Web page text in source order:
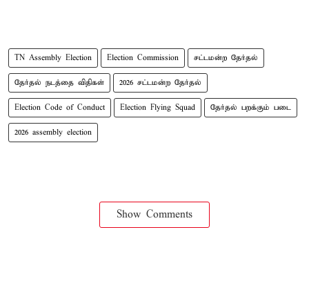
TN Assembly Election Election Commission சட்டமன்ற தேர்தல்
தேர்தல் நடத்தை விதிகள் 2026 சட்டமன்ற தேர்தல்
Election Code of Conduct Election Flying Squad தேர்தல் பறக்கும் படை
2026 assembly election
Show Comments